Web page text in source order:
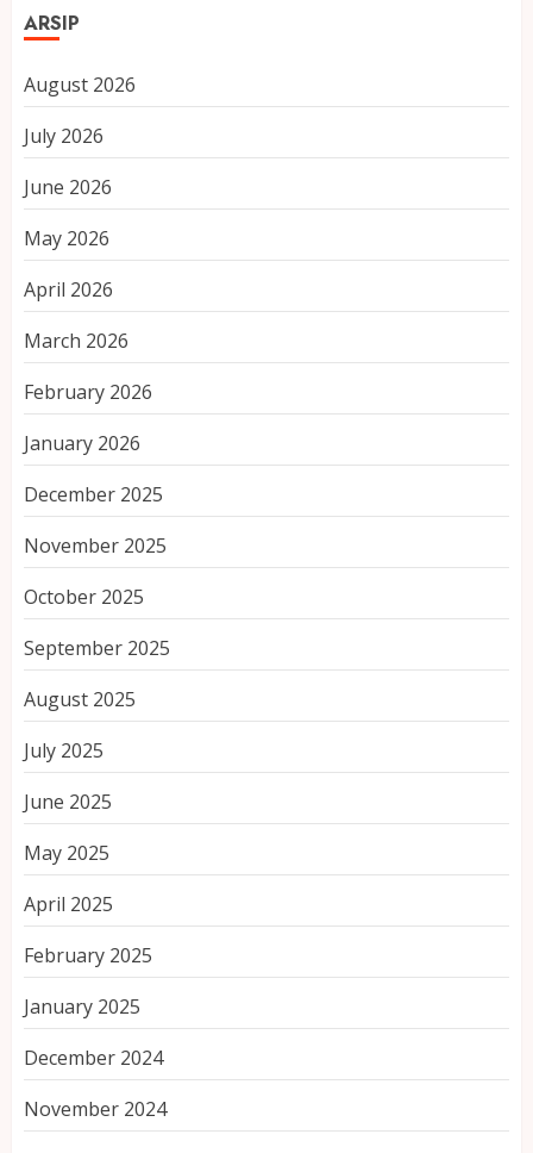
ARSIP
August 2026
July 2026
June 2026
May 2026
April 2026
March 2026
February 2026
January 2026
December 2025
November 2025
October 2025
September 2025
August 2025
July 2025
June 2025
May 2025
April 2025
February 2025
January 2025
December 2024
November 2024